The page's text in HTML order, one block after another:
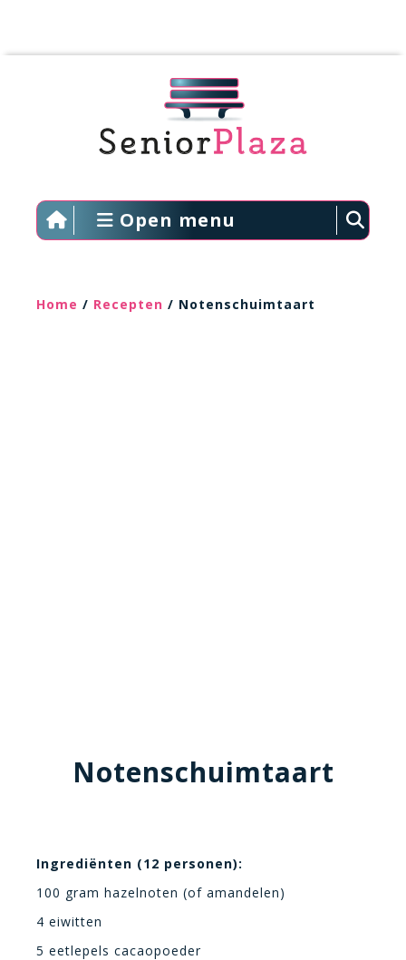
Open menu
Home / Recepten / Notenschuimtaart
Notenschuimtaart
Ingrediënten (12 personen):
100 gram hazelnoten (of amandelen)
4 eiwitten
5 eetlepels cacaopoeder